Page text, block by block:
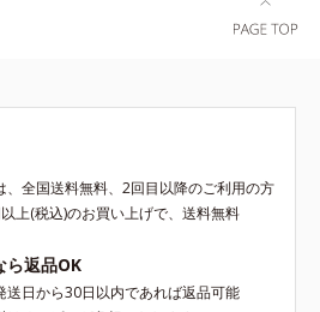
、全国送料無料、2回目以降のご利用の方
上(税込)のお買い上げで、送料無料
ら返品OK
送日から30日以内であれば返品可能